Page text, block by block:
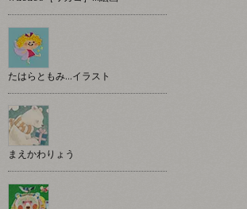
たはらともみ…イラスト
まえかわりょう